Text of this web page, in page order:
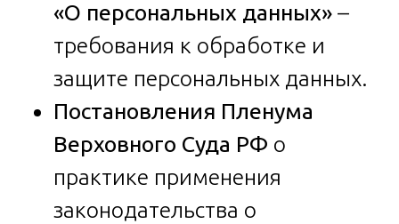
«О персональных данных» –
требования к обработке и
защите персональных данных.
Постановления Пленума
Верховного Суда РФ о
практике применения
законодательства о